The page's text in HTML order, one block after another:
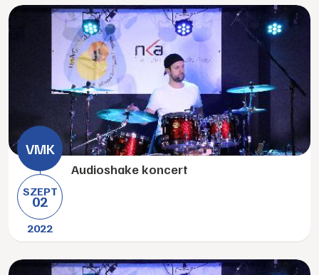
SZEPT
02
2022
Audioshake koncert